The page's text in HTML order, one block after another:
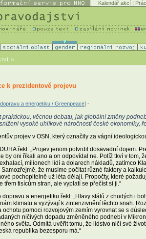
Kalendář akcí |
>
k prezidentově projevu
a energetiku / Greenpeace] -
praktickou, věcnou debatu, jak globální změny
vysoké uhlíkové náročnosti české ekonomiky,
projev v OSN, který označily za vágní
řekl: „Projev jenom potvrdil dosavadní dojem.
by oni říkali ano a on odpovídal ne. Potíž tkví v tom,
milionech lidí a dolarech nákladů, zatímco
že musíme počítat různé faktory a
pochopitelně už léta dělají. Propočty, které
třem tisícům stran, ale vyplatí se přečíst si ji.“
a energetiku řekl: „Hlavy států z chudých i
klimatu a vyzývají k zintenzivnění těchto snah.
pomoci rozvojovým zemím vyrovnat se s
ničivých dopadu změněného podnebí v
světa. Odmítá uvěřit tomu, že lidstvo ničí své
republika bezesporu má.“